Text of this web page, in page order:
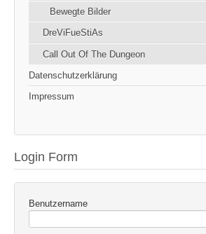
Bewegte Bilder
DreViFueStiAs
Call Out Of The Dungeon
Datenschutzerklärung
Impressum
Login Form
Benutzername